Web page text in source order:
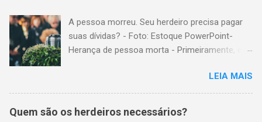
A pessoa morreu. Seu herdeiro precisa pagar
suas dívidas? - Foto: Estoque PowerPoint-
Herança de pessoa morta - Primeiramente, é
formado pelos elementos, para transmissão
aos sucessores. Esses elementos são: A)
positivos; ou seja, com importância monetária,
LEIA MAIS
Quem são os herdeiros necessários?